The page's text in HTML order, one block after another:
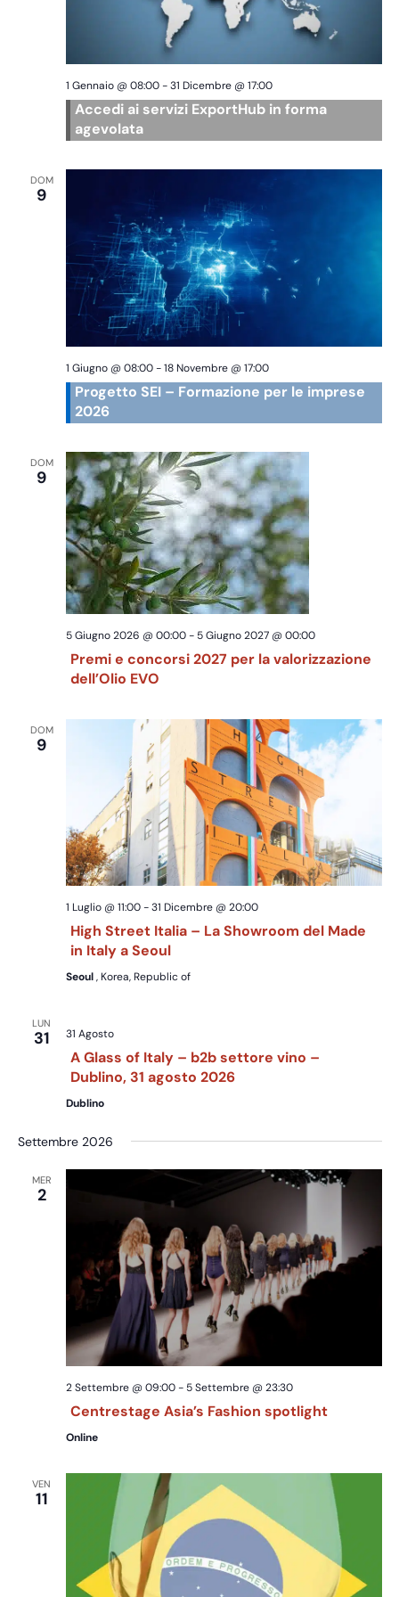
1 Gennaio @ 08:00-31 Dicembre @ 17:00
Accedi ai servizi ExportHub in forma
agevolata
DOM
9
1 Giugno @ 08:00-18 Novembre @ 17:00
Progetto SEI – Formazione per le imprese
2026
DOM
9
5 Giugno 2026 @ 00:00- 5 Giugno 2027 @ 00:00
Premi e concorsi 2027 per la valorizzazione
dell’Olio EVO
DOM
9
1 Luglio @ 11:00-31 Dicembre @ 20:00
High Street Italia – La Showroom del Made
in Italy a Seoul
Seoul, Korea, Republic of
LUN
31 31 Agosto
A Glass of Italy – b2b settore vino –
Dublino, 31 agosto 2026
Dublino
Settembre 2026
MER
2
2 Settembre @ 09:00- 5 Settembre @ 23:30
Centrestage Asia’s Fashion spotlight
Online
VEN
11